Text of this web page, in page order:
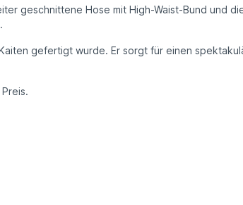
geschnittene Hose mit High-Waist-Bund und
gefertigt wurde. Er sorgt für einen